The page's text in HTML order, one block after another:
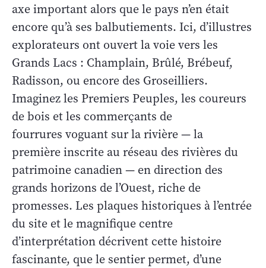
axe important alors que le pays n’en était
encore qu’à ses balbutiements. Ici, d’illustres
explorateurs ont ouvert la voie vers les
Grands Lacs : Champlain, Brûlé, Brébeuf,
Radisson, ou encore des Groseilliers.
Imaginez les Premiers Peuples, les coureurs
de bois et les commerçants de
fourrures voguant sur la rivière — la
première inscrite au réseau des rivières du
patrimoine canadien — en direction des
grands horizons de l’Ouest, riche de
promesses. Les plaques historiques à l’entrée
du site et le magnifique centre
d’interprétation décrivent cette histoire
fascinante, que le sentier permet, d’une